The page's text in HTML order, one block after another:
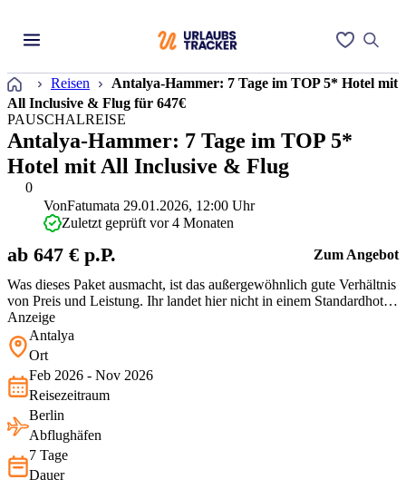
Startseite
Reisen
Antalya-Hammer: 7 Tage im TOP 5* Hotel mit
All Inclusive & Flug für 647€
0
PAUSCHALREISE
Antalya-Hammer: 7 Tage im TOP 5*
Hotel mit All Inclusive & Flug
Was dieses Paket ausmacht, ist das außergewöhnlich gute Verhältnis
von Preis und Leistung. Ihr landet hier nicht in einem Standardhotel,
sondern in einer riesigen, sehr grünen 5* Clubanlage direkt am
schönen Strand von Sorgun. Dank der All Inclusive-Verpflegung
könnt Ihr die weitläufige Anlage mit den vielen Pools und Resta…
VonFatumata 29.01.2026, 12:00 Uhr
Zuletzt geprüft vor 4 Monaten
ab 647 € p.P. Zum Angebot
Anzeige
Antalya
Ort
Feb 2026 - Nov 2026
Reisezeitraum
Berlin
Abflughäfen
7 Tage
Dauer